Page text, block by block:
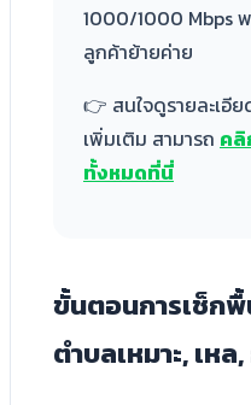
1000/1000 Mbps
ลูกค้าย้ายค่าย
👉 สนใจดูรายละเอี
เพิ่มเติม สามารถ คลิ
ทั้งหมดที่นี่
ขั้นตอนการเช็ก
ตำบลเหมาะ, เห